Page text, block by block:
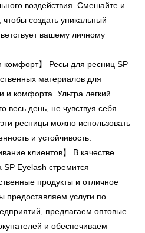
воздействия. Смешайте и
создать уникальный
вашему личному
комфорт】 Ресы для ресниц SP
материалов для
и комфорта. Ультра легкий
весь день, не чувствуя себя
ресницы можно использовать
и устойчивость.
клиентов】 В качестве
SP Eyelash стремится
продукты и отличное
предоставляем услуги по
предлагаем оптовые
и обеспечиваем